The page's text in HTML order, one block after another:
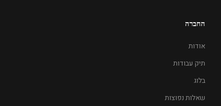
החברה
אודות
תיק עבודות
בלוג
שאלות נפוצות